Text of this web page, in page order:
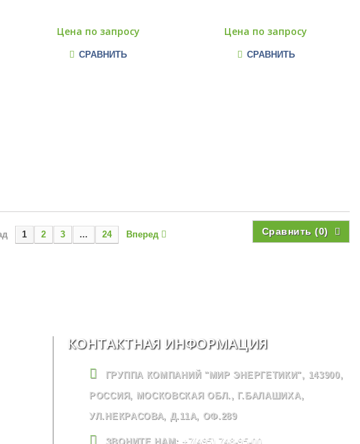
Цена по запросу
СРАВНИТЬ
Цена по запросу
СРАВНИТЬ
Сравнить (0)
1 2 3 ... 24 Вперед
КОНТАКТНАЯ ИНФОРМАЦИЯ
ГРУППА КОМПАНИЙ "МИР ЭНЕРГЕТИКИ", 143900,
РОССИЯ, МОСКОВСКАЯ ОБЛ., Г.БАЛАШИХА,
УЛ.НЕКРАСОВА, Д.11А, ОФ.289
ЗВОНИТЕ НАМ: +7(495) 748-95-00